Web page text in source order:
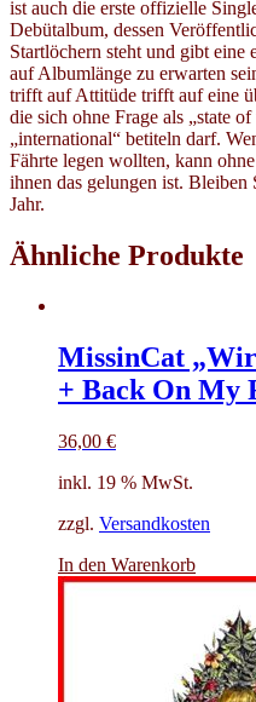
ist auch die erste offizielle
Debütalbum, dessen
Startlöchern steht und gibt
auf Albumlänge zu erwarten
trifft auf Attitüde trifft auf eine
die sich ohne Frage als „state
„international“ betiteln darf.
Fährte legen wollten, kann
ihnen das gelungen ist. Bleiben
Jahr.
Ähnliche Produkte
MissinCat
+ Back On My
36,00 €
inkl. 19 % MwSt.
zzgl. Versandkosten
In den Warenkorb